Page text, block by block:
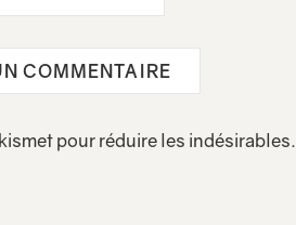
pour réduire les indésirables.